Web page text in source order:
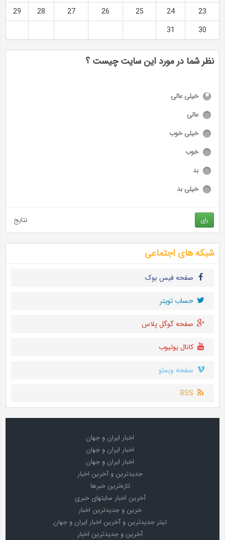
23
24
25
26
27
28
29
30
31
نظر شما در مورد این سایت چیست ؟
خیلی عالی
عالی
خیلی خوب
خوب
بد
خیلی بد
رای نتایج
شبکه های اجتماعی
صفحه فیس بوک
حساب تويتر
صفحه گوگل پلاس
کانال یوتیوب
صفحه ویمئو
RSS
اخبار ایران و جهان
اخبار ایران و جهان
اخبار ایران و جهان
جدیدترین و آخرین اخبار
تازه‌ترین خبرها
آخرین اخبار سایتهای خبری
خرین و جدیدترین اخبار
تیتر جدیدترین و آخرین اخبار ایران و جهان
آخرین و جدیدترین اخبار